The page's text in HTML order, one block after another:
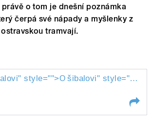
o tom je dnešní poznámka
čerpá své nápady a myšlenky z
tramvají.
" style="">O šibalovi" style="">